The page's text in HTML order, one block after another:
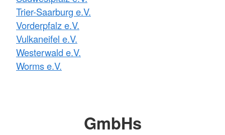
Trier-Saarburg e.V.
Vorderpfalz e.V.
Vulkaneifel e.V.
Westerwald e.V.
Worms e.V.
GmbHs